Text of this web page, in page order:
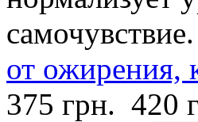
самочувствие.
от ожирения,
375 грн. 420